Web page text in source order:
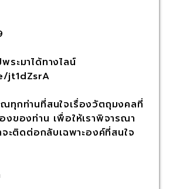
ระมาได้ทางไลน์
jt1dZsrA
ทุกท่านที่สนใจเรื่องวัตถุมงคลที่
งของท่าน เพื่อให้เราพิจารณา
จะติดต่อกลับเฉพาะองค์ที่สนใจ